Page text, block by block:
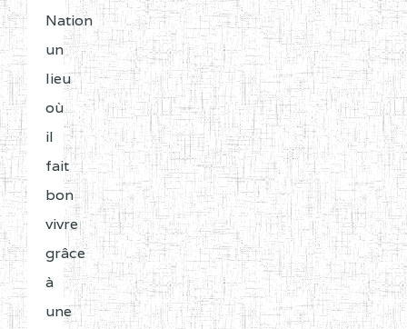
Nation
un
lieu
où
il
fait
bon
vivre
grâce
à
une